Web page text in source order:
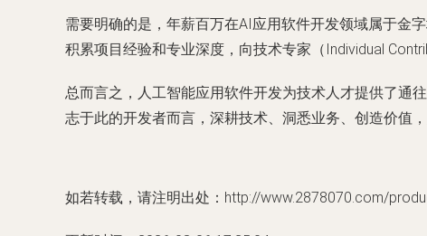
需要明确的是，年薪百万在AI应用软件开发领域属于金
积累项目经验和专业深度，向技术专家（Individual
总而言之，人工智能应用软件开发为技术人才提供了通
志于此的开发者而言，深耕技术、洞悉业务、创造价值
如若转载，请注明出处：http://www.2878070.com/